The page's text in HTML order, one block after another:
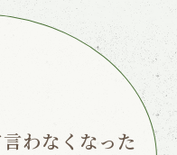
わなくなった